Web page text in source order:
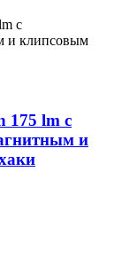
175 lm с
и